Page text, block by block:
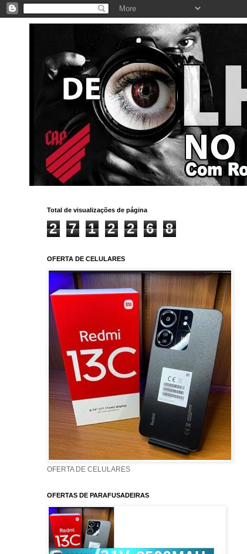
Total de visualizações de página
2 7 1 2 2 6 8
OFERTA DE CELULARES
OFERTA DE CELULARES
OFERTAS DE PARAFUSADEIRAS